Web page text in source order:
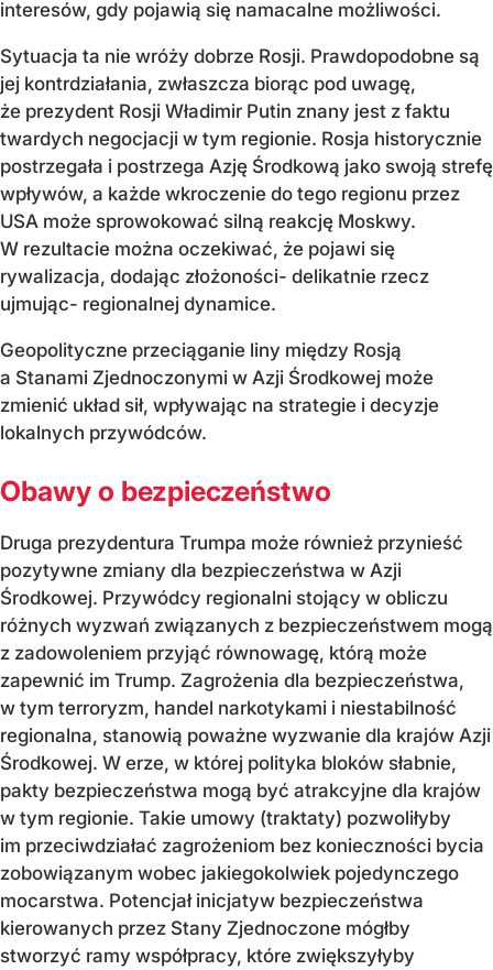
interesów, gdy pojawią się namacalne możliwości.
Sytuacja ta nie wróży dobrze Rosji. Prawdopodobne są
jej kontrdziałania, zwłaszcza biorąc pod uwagę,
że prezydent Rosji Władimir Putin znany jest z faktu
twardych negocjacji w tym regionie. Rosja historycznie
postrzegała i postrzega Azję Środkową jako swoją strefę
wpływów, a każde wkroczenie do tego regionu przez
USA może sprowokować silną reakcję Moskwy.
W rezultacie można oczekiwać, że pojawi się
rywalizacja, dodając złożoności- delikatnie rzecz
ujmując- regionalnej dynamice.
Geopolityczne przeciąganie liny między Rosją
a Stanami Zjednoczonymi w Azji Środkowej może
zmienić układ sił, wpływając na strategie i decyzje
lokalnych przywódców.
Obawy o bezpieczeństwo
Druga prezydentura Trumpa może również przynieść
pozytywne zmiany dla bezpieczeństwa w Azji
Środkowej. Przywódcy regionalni stojący w obliczu
różnych wyzwań związanych z bezpieczeństwem mogą
z zadowoleniem przyjąć równowagę, którą może
zapewnić im Trump. Zagrożenia dla bezpieczeństwa,
w tym terroryzm, handel narkotykami i niestabilność
regionalna, stanowią poważne wyzwanie dla krajów Azji
Środkowej. W erze, w której polityka bloków słabnie,
pakty bezpieczeństwa mogą być atrakcyjne dla krajów
w tym regionie. Takie umowy (traktaty) pozwoliłyby
im przeciwdziałać zagrożeniom bez konieczności bycia
zobowiązanym wobec jakiegokolwiek pojedynczego
mocarstwa. Potencjał inicjatyw bezpieczeństwa
kierowanych przez Stany Zjednoczone mógłby
stworzyć ramy współpracy, które zwiększyłyby